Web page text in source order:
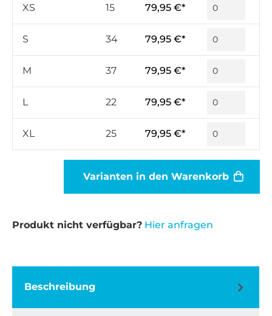
XS 15 79,95 €*
S 34 79,95 €*
M 37 79,95 €*
L 22 79,95 €*
XL 25 79,95 €*
Varianten in den Warenkorb
Produkt nicht verfügbar? Hier anfragen
Beschreibung